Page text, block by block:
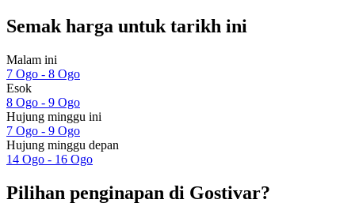
Semak harga untuk tarikh ini
Malam ini
7 Ogo - 8 Ogo
Esok
8 Ogo - 9 Ogo
Hujung minggu ini
7 Ogo - 9 Ogo
Hujung minggu depan
14 Ogo - 16 Ogo
Pilihan penginapan di Gostivar?